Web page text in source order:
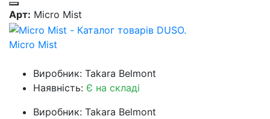
Арт: Micro Mist
Micro Mist
Виробник: Takara Belmont
Наявність: Є на складі
Виробник: Takara Belmont